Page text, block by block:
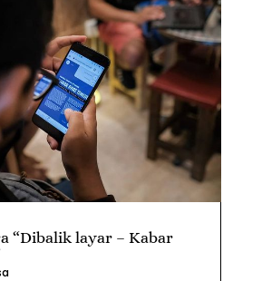
“Dibalik layar – Kabar